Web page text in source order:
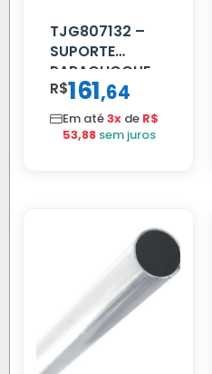
TJG807132 –
SUPORTE
PARACHOQUE
VW 12.170 LD
R$161,64
Em até3x de R$
53,88 sem juros